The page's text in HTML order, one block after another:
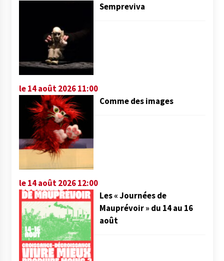
Sempreviva
le 14 août 2026 11:00
Comme des images
le 14 août 2026 12:00
Les « Journées de
Mauprévoir » du 14 au 16
août